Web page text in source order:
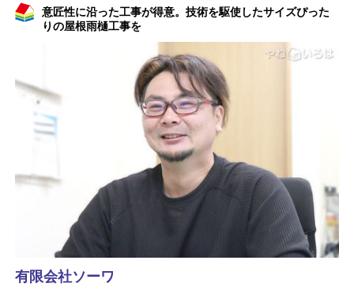
意匠性に沿った工事が得意。技術を駆使したサイズぴった
りの屋根雨樋工事を
有限会社ソーワ